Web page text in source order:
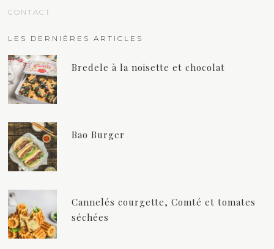
CONTACT
LES DERNIÈRES ARTICLES
Bredele à la noisette et chocolat
Bao Burger
Cannelés courgette, Comté et tomates
séchées